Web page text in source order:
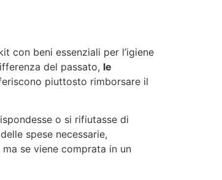
con beni essenziali per l’igiene
del passato, le
piuttosto rimborsare il
o si rifiutasse di
spese necessarie,
se viene comprata in un